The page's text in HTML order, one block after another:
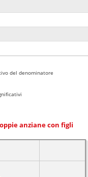
del denominatore
anziane con figli